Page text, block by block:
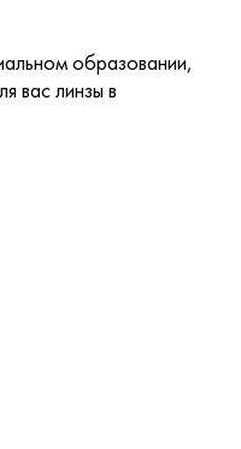
образовании,
вас линзы в